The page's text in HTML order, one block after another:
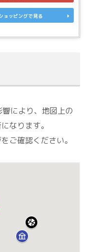
ョッピングで見る
により、地図上の
なります。
ご確認ください。